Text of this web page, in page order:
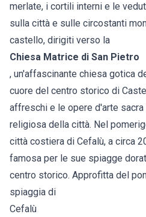
merlate, i cortili interni e le
sulla città e sulle circostanti
castello, dirigiti verso la
Chiesa Matrice di San Pietro
, un'affascinante chiesa gotica
cuore del centro storico di
affreschi e le opere d'arte
religiosa della città. Nel
città costiera di Cefalù, a circa
famosa per le sue spiagge
centro storico. Approfitta del
spiaggia di
Cefalù